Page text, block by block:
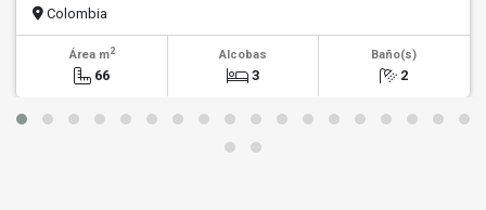
Colombia
Área m2
66
Alcobas
3
Baño(s)
2